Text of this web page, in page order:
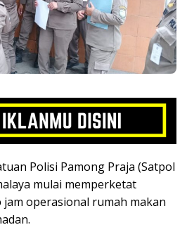
Polisi Pamong Praja (Satpol
mulai memperketat
operasional rumah makan